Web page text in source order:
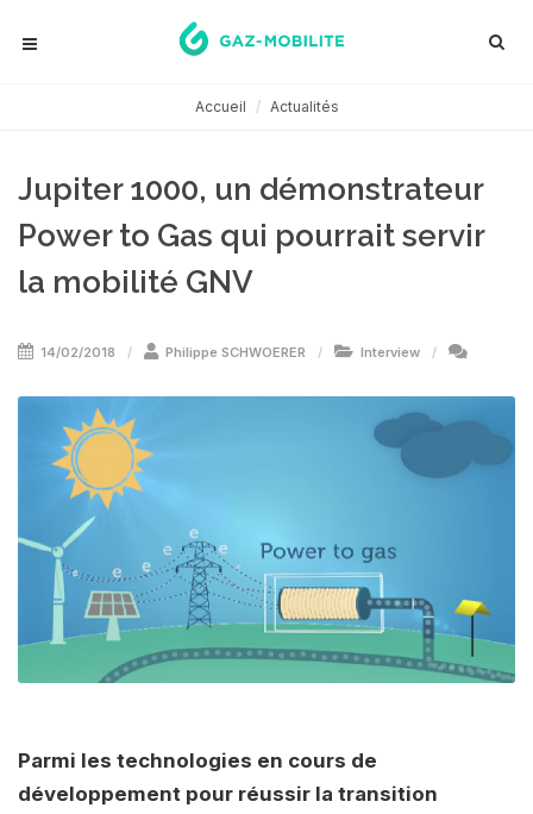
Accueil Actualités
Jupiter 1000, un démonstrateur
Power to Gas qui pourrait servir
la mobilité GNV
14/02/2018 Philippe SCHWOERER Interview
Parmi les technologies en cours de
développement pour réussir la transition